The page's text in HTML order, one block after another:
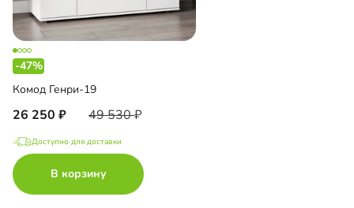
-47%
Комод Генри-19
26 250 49 530
Доступно для доставки
В корзину